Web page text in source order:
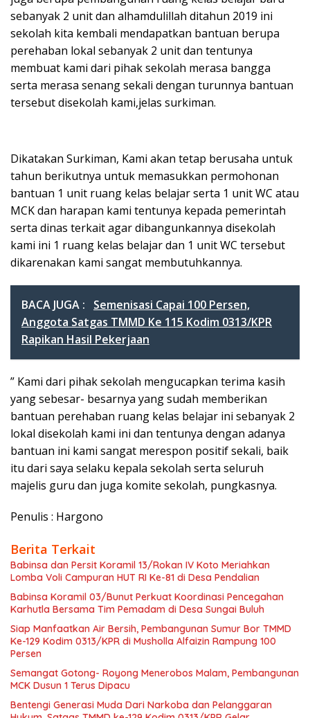
sebanyak 2 unit dan alhamdulillah ditahun 2019 ini
sekolah kita kembali mendapatkan bantuan berupa
perehaban lokal sebanyak 2 unit dan tentunya
membuat kami dari pihak sekolah merasa bangga
serta merasa senang sekali dengan turunnya bantuan
tersebut disekolah kami,jelas surkiman.
Dikatakan Surkiman, Kami akan tetap berusaha untuk
tahun berikutnya untuk memasukkan permohonan
bantuan 1 unit ruang kelas belajar serta 1 unit WC atau
MCK dan harapan kami tentunya kepada pemerintah
serta dinas terkait agar dibangunkannya disekolah
kami ini 1 ruang kelas belajar dan 1 unit WC tersebut
dikarenakan kami sangat membutuhkannya.
BACA JUGA :
Semenisasi Capai 100 Persen,
Anggota Satgas TMMD Ke 115 Kodim 0313/KPR
Rapikan Hasil Pekerjaan
” Kami dari pihak sekolah mengucapkan terima kasih
yang sebesar- besarnya yang sudah memberikan
bantuan perehaban ruang kelas belajar ini sebanyak 2
lokal disekolah kami ini dan tentunya dengan adanya
bantuan ini kami sangat merespon positif sekali, baik
itu dari saya selaku kepala sekolah serta seluruh
majelis guru dan juga komite sekolah, pungkasnya.
Penulis : Hargono
Berita Terkait
Babinsa dan Persit Koramil 13/Rokan IV Koto Meriahkan
Lomba Voli Campuran HUT RI Ke-81 di Desa Pendalian
Babinsa Koramil 03/Bunut Perkuat Koordinasi Pencegahan
Karhutla Bersama Tim Pemadam di Desa Sungai Buluh
Siap Manfaatkan Air Bersih, Pembangunan Sumur Bor TMMD
Ke-129 Kodim 0313/KPR di Musholla Alfaizin Rampung 100
Persen
Semangat Gotong- Royong Menerobos Malam, Pembangunan
MCK Dusun 1 Terus Dipacu
Bentengi Generasi Muda Dari Narkoba dan Pelanggaran